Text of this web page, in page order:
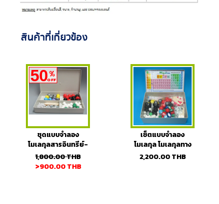
สินค้าที่เกี่ยวข้อง
50%
OFF
ชุดแบบจำลอง
โมเลกุลสารอินทรีย์-
สารอนินทรีย์
Organic &
1,800.00THB
>900.00THB
เซ็ตแบบจำลอง
โมเลกุล โมเลกุลทาง
อินทรีย์เคมีสำหรับ
2,200.00THB